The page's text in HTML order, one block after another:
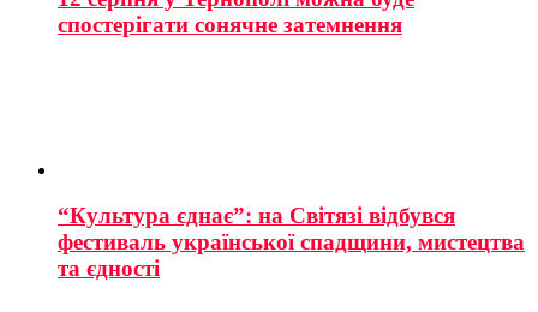
спостерігати сонячне затемнення
“Культура єднає”: на Світязі відбувся
фестиваль української спадщини, мистецтва
та єдності